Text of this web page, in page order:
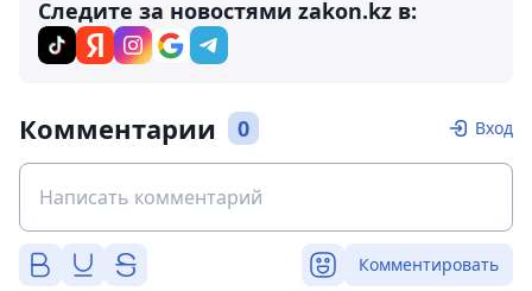
Следите за новостями zakon.kz в:
Комментарии 0 Вход
Комментировать